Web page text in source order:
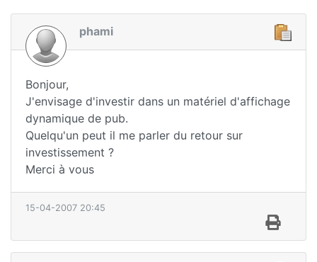
phami
Bonjour,
J'envisage d'investir dans un matériel d'affichage
dynamique de pub.
Quelqu'un peut il me parler du retour sur
investissement ?
Merci à vous
15-04-2007 20:45